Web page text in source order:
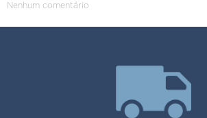
Nenhum comentário